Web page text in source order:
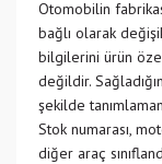
Otomobilin
bağlı olarak
bilgilerini ürün
değildir.
şekilde
Stok numarası,
diğer araç